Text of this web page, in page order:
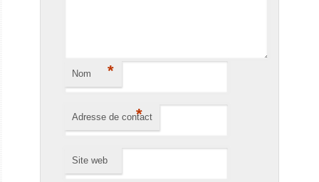
Nom *
Adresse de contact
*
Site web